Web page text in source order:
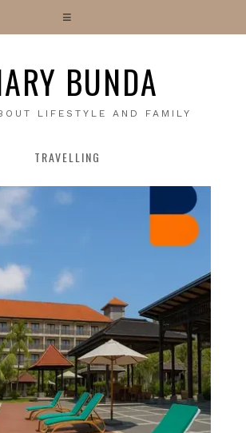
BUNDA
LIFESTYLE AND FAMILY
TRAVELLING